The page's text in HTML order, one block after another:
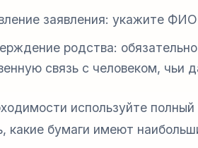
заявления: укажите
родства:
связь с человеком, чьи
используйте
какие бумаги имеют